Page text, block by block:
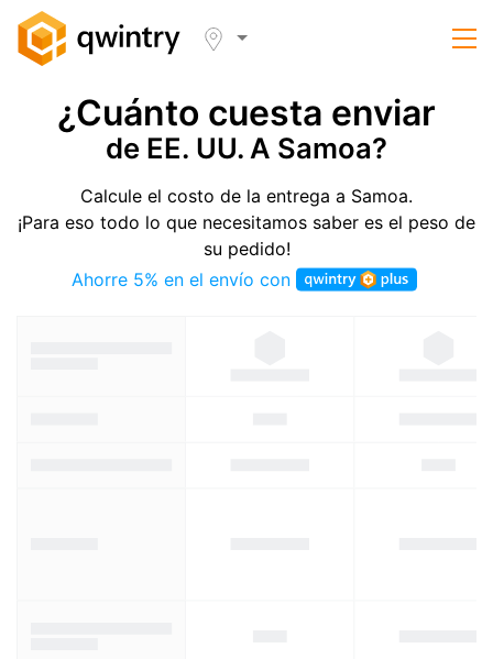
¿Cuánto cuesta enviar
de EE. UU. A Samoa?
Calcule el costo de la entrega a Samoa.
¡Para eso todo lo que necesitamos saber es el peso de
su pedido!
Ahorre 5% en el envío con